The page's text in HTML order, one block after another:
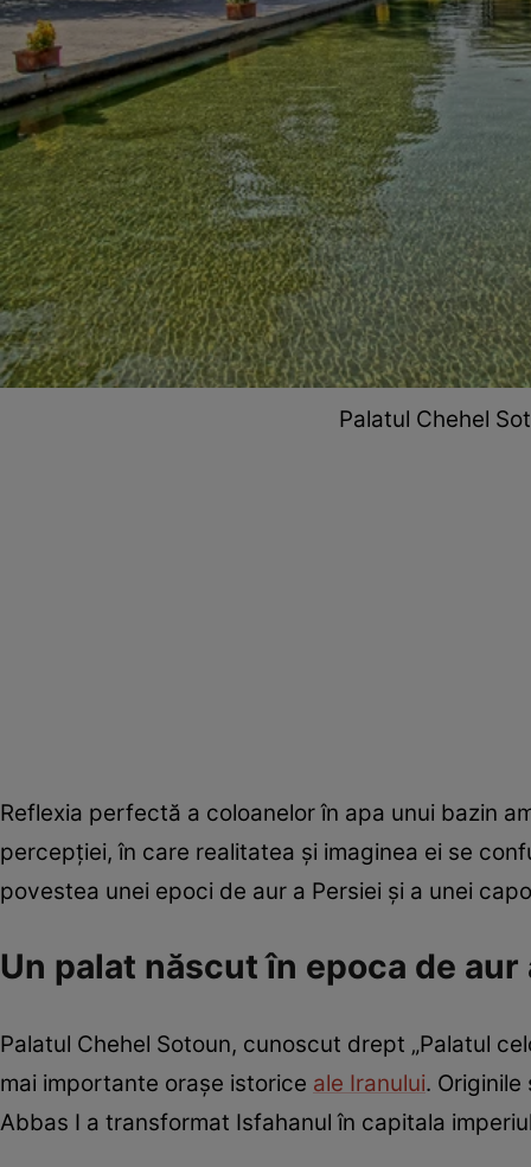
Palatul Chehel
Reflexia perfectă a coloanelor în apa unui bazin
percepției, în care realitatea și imaginea ei se
povestea unei epoci de aur a Persiei și a unei
Un palat născut în epoca de aur
Palatul Chehel Sotoun, cunoscut drept „Palatul
mai importante orașe istorice ale Iranului.
Abbas I a transformat Isfahanul în capitala